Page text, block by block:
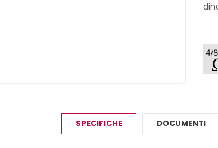
SPECIFICHE DOCUMENTI